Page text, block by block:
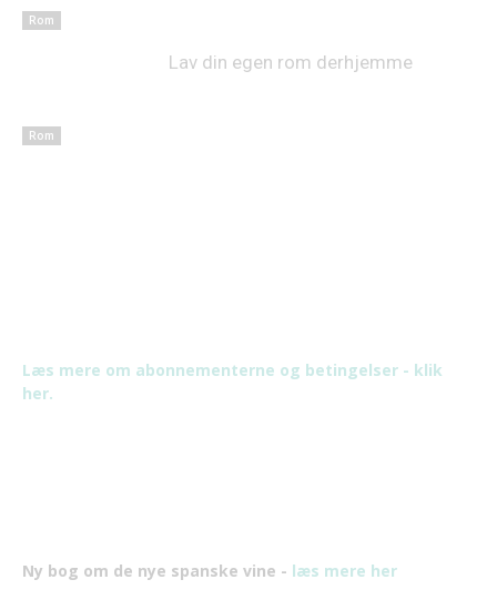
Rom
Rom
Lav din egen rom derhjemme
Læs mere om abonnementerne og betingelser - klik
her.
Ny bog om de nye spanske vine - læs mere her